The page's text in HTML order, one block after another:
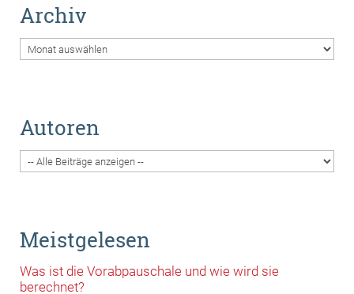
Archiv
Archiv
Autoren
Meistgelesen
Was ist die Vorabpauschale und wie wird sie
berechnet?